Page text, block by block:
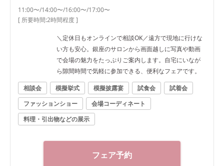
11:00〜/14:00〜/16:00〜/17:00〜
[ 所要時間:2時間程度]
＼定休日もオンラインで相談OK／遠方で現地に行けな
い方も安心。銀座のサロンから画面越しに写真や動画
で会場の魅力をたっぷりご案内します。自宅にいなが
ら隙間時間で気軽に参加できる、便利なフェアです。
相談会
模擬挙式 模擬披露宴 試食会
試着会
ファッションショー
会場コーディネート
料理・引出物などの展示
フェア予約